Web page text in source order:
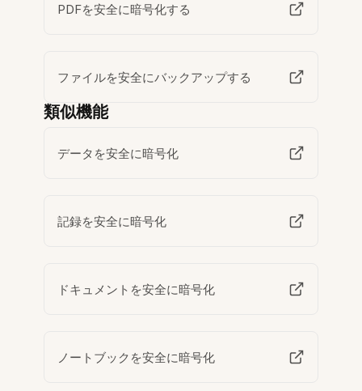
PDFを安全に暗号化する
ファイルを安全にバックアップする
類似機能
データを安全に暗号化
記録を安全に暗号化
ドキュメントを安全に暗号化
ノートブックを安全に暗号化